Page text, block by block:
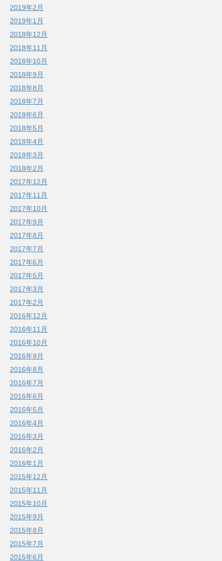
2019年2月
2019年1月
2018年12月
2018年11月
2018年10月
2018年9月
2018年8月
2018年7月
2018年6月
2018年5月
2018年4月
2018年3月
2018年2月
2017年12月
2017年11月
2017年10月
2017年9月
2017年8月
2017年7月
2017年6月
2017年5月
2017年3月
2017年2月
2016年12月
2016年11月
2016年10月
2016年9月
2016年8月
2016年7月
2016年6月
2016年5月
2016年4月
2016年3月
2016年2月
2016年1月
2015年12月
2015年11月
2015年10月
2015年9月
2015年8月
2015年7月
2015年6月